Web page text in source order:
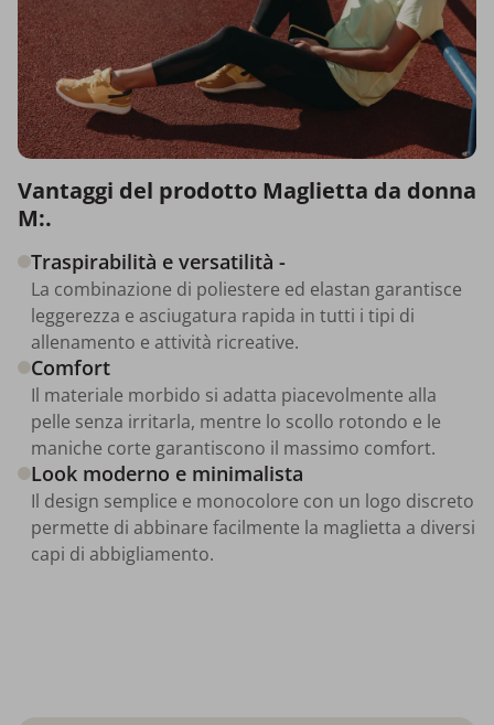
Vantaggi del prodotto Maglietta da donna
M:.
Traspirabilità e versatilità -
La combinazione di poliestere ed elastan garantisce
leggerezza e asciugatura rapida in tutti i tipi di
allenamento e attività ricreative.
Comfort
Il materiale morbido si adatta piacevolmente alla
pelle senza irritarla, mentre lo scollo rotondo e le
maniche corte garantiscono il massimo comfort.
Look moderno e minimalista
Il design semplice e monocolore con un logo discreto
permette di abbinare facilmente la maglietta a diversi
capi di abbigliamento.